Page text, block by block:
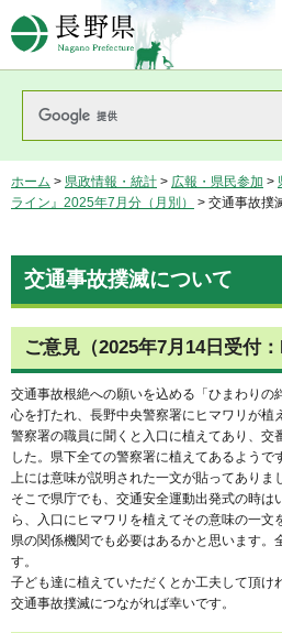
長野県Nagano
ホーム > 県政情報・統計 > 広報・県民参加 >
ライン』2025年7月分（月別）
> 交通事故撲
交通事故撲滅について
ご意見（2025年7月14日受付：
交通事故根絶への願いを込める「ひまわりの
心を打たれ、長野中央警察署にヒマワリが植
警察署の職員に聞くと入口に植えてあり、交
した。県下全ての警察署に植えてあるよう
上には意味が説明された一文が貼ってありま
そこで県庁でも、交通安全運動出発式の時は
ら、入口にヒマワリを植えてその意味の一文
県の関係機関でも必要はあるかと思います。
す。
子ども達に植えていただくとか工夫して頂け
交通事故撲滅につながれば幸いです。